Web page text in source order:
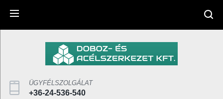
ÜGYFÉLSZOLGÁLAT
+36-24-536-540